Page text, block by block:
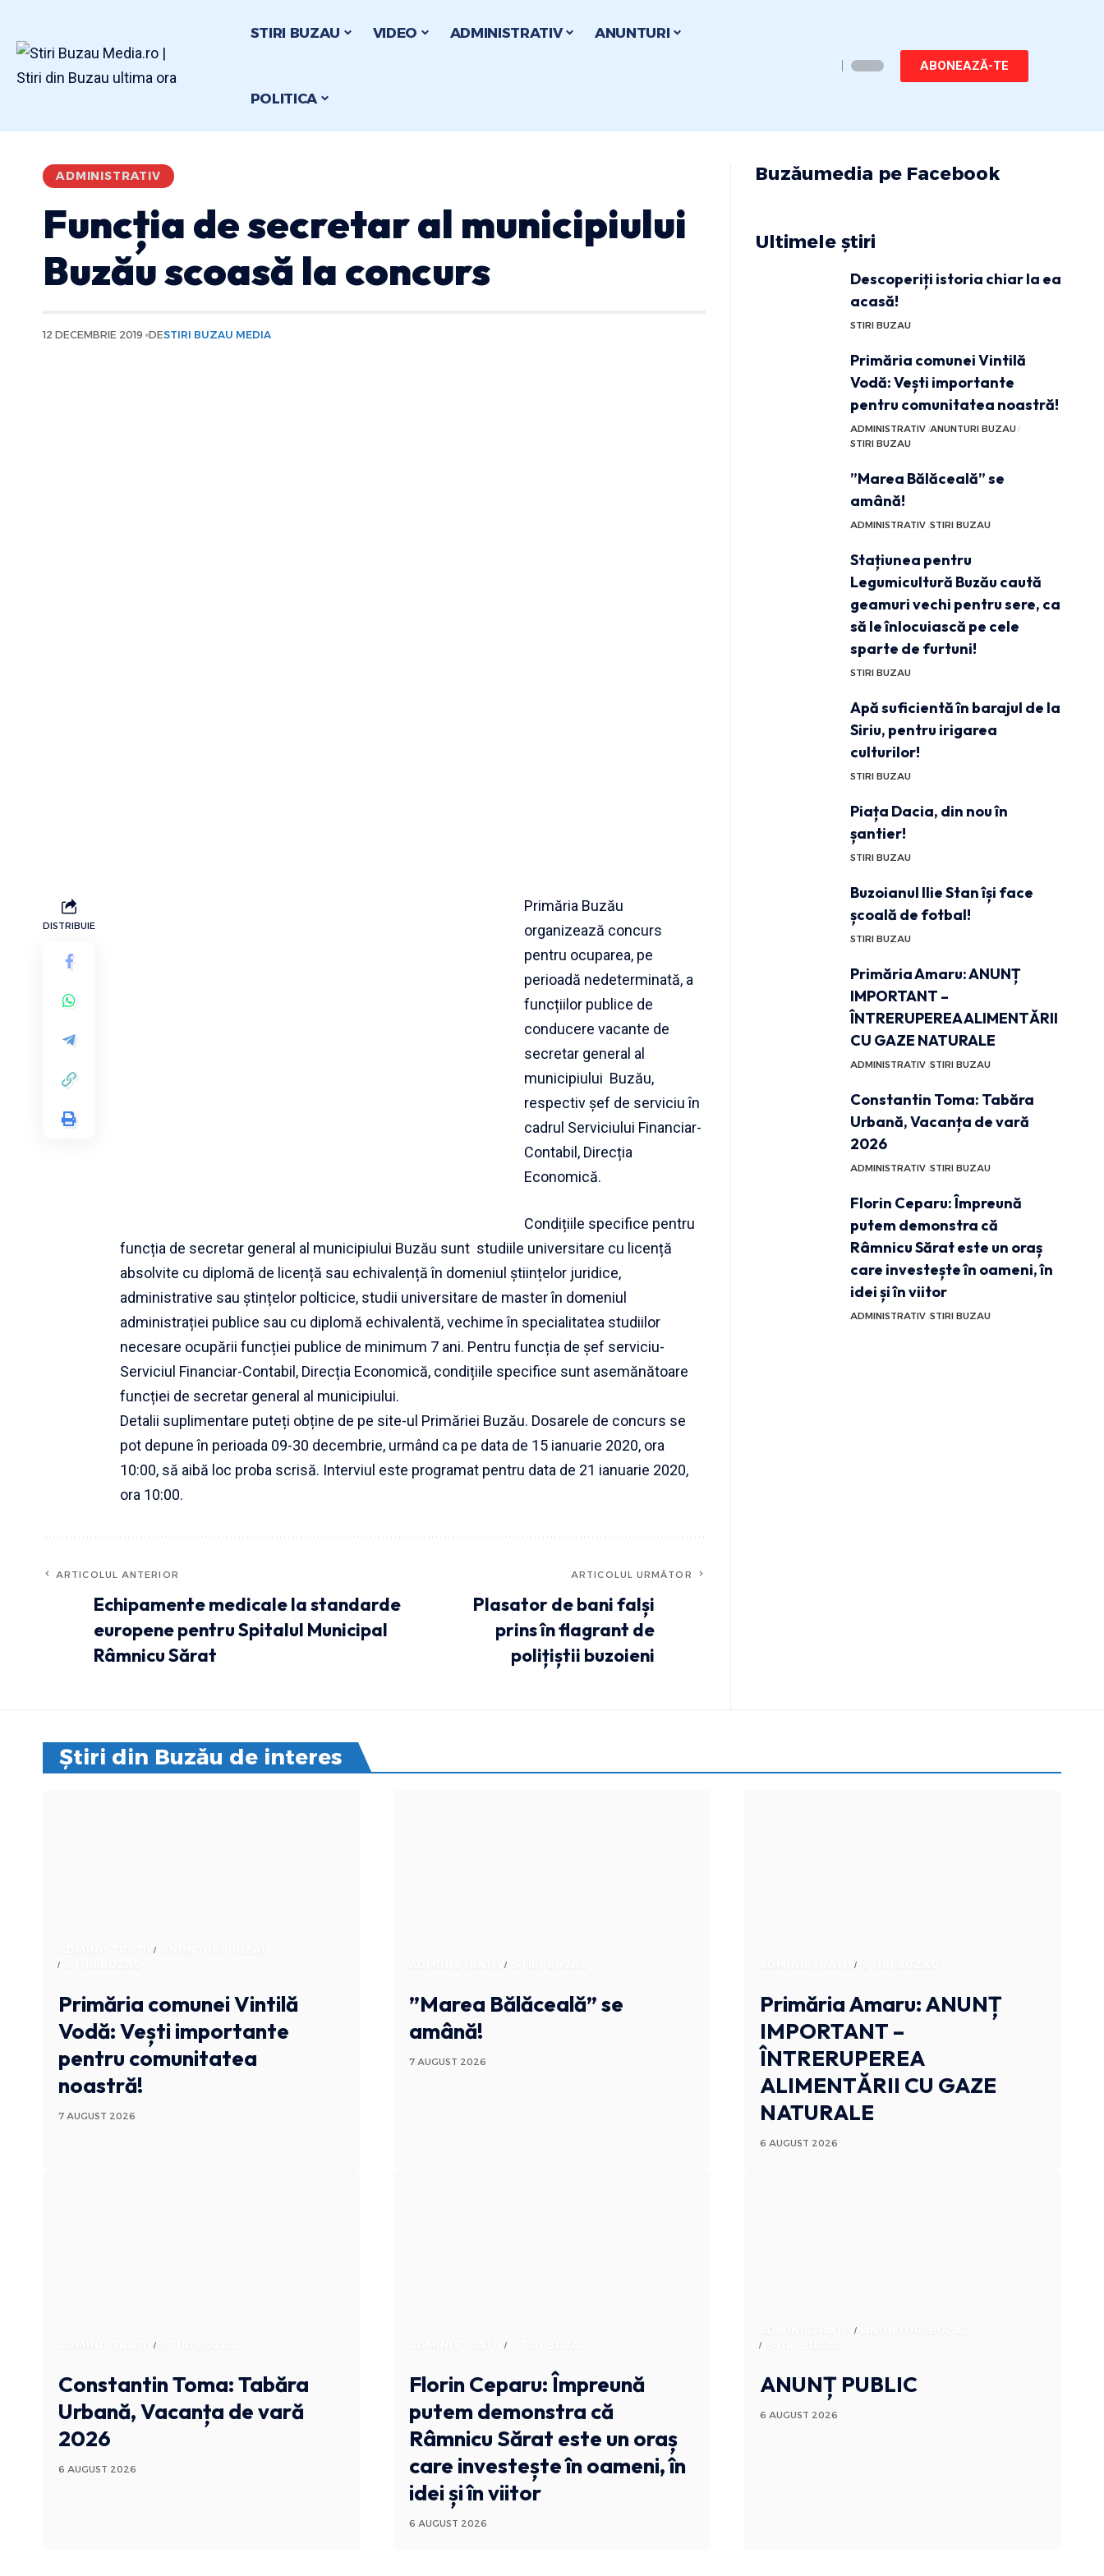
STIRI BUZAU VIDEO ADMINISTRATIV ANUNTURI
POLITICA
ABONEAZĂ-TE
ADMINISTRATIV
Funcția de secretar al municipiului
Buzău scoasă la concurs
12 DECEMBRIE 2019 DESTIRI BUZAU MEDIA
DISTRIBUIE
Primăria Buzău
organizează concurs
pentru ocuparea, pe
perioadă nedeterminată, a
funcțiilor publice de
conducere vacante de
secretar general al
municipiului Buzău,
respectiv șef de serviciu în
cadrul Serviciului Financiar-
Contabil, Direcția
Economică.
Condițiile specifice pentru
funcția de secretar general al municipiului Buzău sunt studiile universitare cu licență
absolvite cu diplomă de licență sau echivalență în domeniul științelor juridice,
administrative sau ștințelor polticice, studii universitare de master în domeniul
administrației publice sau cu diplomă echivalentă, vechime în specialitatea studiilor
necesare ocupării funcției publice de minimum 7 ani. Pentru funcția de șef serviciu-
Serviciul Financiar-Contabil, Direcția Economică, condițiile specifice sunt asemănătoare
funcției de secretar general al municipiului.
Detalii suplimentare puteți obține de pe site-ul Primăriei Buzău. Dosarele de concurs se
pot depune în perioada 09-30 decembrie, urmând ca pe data de 15 ianuarie 2020, ora
10:00, să aibă loc proba scrisă. Interviul este programat pentru data de 21 ianuarie 2020,
ora 10:00.
ARTICOLUL ANTERIOR
Echipamente medicale la standarde
europene pentru Spitalul Municipal
Râmnicu Sărat
ARTICOLUL URMĂTOR
Plasator de bani falși
prins în flagrant de
polițiștii buzoieni
Buzăumedia pe Facebook
Ultimele știri
Descoperiți istoria chiar la ea
acasă!
STIRI BUZAU
Primăria comunei Vintilă
Vodă: Vești importante
pentru comunitatea noastră!
ADMINISTRATIV ANUNTURI BUZAU
STIRI BUZAU
”Marea Bălăceală” se
amână!
ADMINISTRATIV STIRI BUZAU
Stațiunea pentru
Legumicultură Buzău caută
geamuri vechi pentru sere, ca
să le înlocuiască pe cele
sparte de furtuni!
STIRI BUZAU
Apă suficientă în barajul de la
Siriu, pentru irigarea
culturilor!
STIRI BUZAU
Piața Dacia, din nou în
șantier!
STIRI BUZAU
Buzoianul Ilie Stan își face
școală de fotbal!
STIRI BUZAU
Primăria Amaru: ANUNȚ
IMPORTANT –
ÎNTRERUPEREA ALIMENTĂRII
CU GAZE NATURALE
ADMINISTRATIV STIRI BUZAU
Constantin Toma: Tabăra
Urbană, Vacanța de vară
2026
ADMINISTRATIV STIRI BUZAU
Florin Ceparu: Împreună
putem demonstra că
Râmnicu Sărat este un oraș
care investește în oameni, în
idei și în viitor
ADMINISTRATIV STIRI BUZAU
Știri din Buzău de interes
ADMINISTRATIV
Primăria comunei Vintilă
Vodă: Vești importante
pentru comunitatea
noastră!
7 AUGUST 2026
ADMINISTRATIV
”Marea Bălăceală” se
amână!
7 AUGUST 2026
ADMINISTRATIV
Primăria Amaru: ANUNȚ
IMPORTANT –
ÎNTRERUPEREA
ALIMENTĂRII CU GAZE
NATURALE
6 AUGUST 2026
ADMINISTRATIV
Constantin Toma: Tabăra
Urbană, Vacanța de vară
2026
6 AUGUST 2026
ADMINISTRATIV
Florin Ceparu: Împreună
putem demonstra că
Râmnicu Sărat este un oraș
care investește în oameni, în
idei și în viitor
6 AUGUST 2026
ADMINISTRATIV
ANUNȚ PUBLIC
6 AUGUST 2026